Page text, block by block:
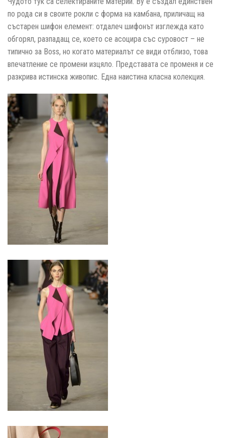
по рода си в своите рокли с форма на камбана, приличащ на
състарен шифон елемент: отдалеч шифонът изглежда като
обгорял, разпадащ се, което се асоцира със суровост – не
типично за Boss, но когато материалът се види отблизо, това
впечатление се промени изцяло. Представата се променя и се
разкрива истинска живопис. Една наистина класна колекция.